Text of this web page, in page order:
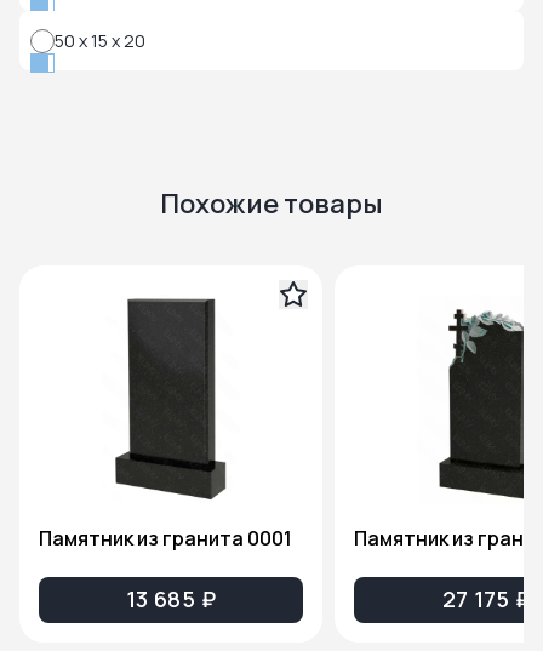
50 x 15 x 20
Похожие товары
Памятник из гранита 0001
13 685 ₽ 27 175 ₽